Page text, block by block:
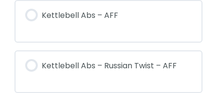
Kettlebell Abs – AFF
Kettlebell Abs – Russian Twist – AFF